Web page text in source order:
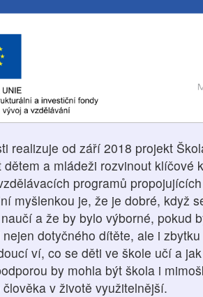
realizuje od září 2018 projekt
dětem a mládeži rozvinout klíčové
programů
myšlenkou je, že je dobré, když
a že by bylo výborné, pokud
dotyčného dítěte, ale i
ví, co se děti ve škole učí a
by mohla být škola i
v životě využitelnější.